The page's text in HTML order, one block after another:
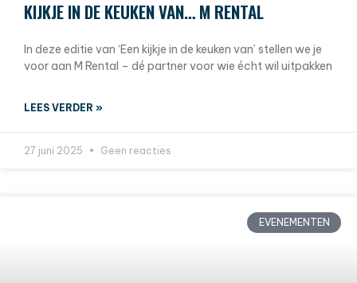
KIJKJE IN DE KEUKEN VAN… M RENTAL
In deze editie van ‘Een kijkje in de keuken van’ stellen we je
voor aan M Rental – dé partner voor wie écht wil uitpakken
LEES VERDER »
27 juni 2025 Geen reacties
EVENEMENTEN